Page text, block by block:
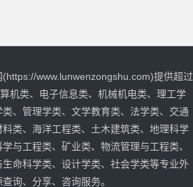
(https://www.lunwenzongshu.com)提供超过
机类、电子信息类、机械机电类、理工学
类、管理学类、文学教育类、法学类、交通
料类、海洋工程类、土木建筑类、地理科学
与工程类、矿业类、物流管理与工程类、
生命科学类、设计学类、社会学类等专业外
询、分享、咨询服务。